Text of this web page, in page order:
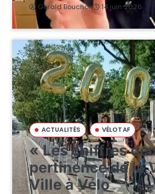
Gérald Bouchon 14 juin 2026
ACTUALITÉS VÉLOTAF
« Les chiffres
pertinence de la
Ville à Vélo